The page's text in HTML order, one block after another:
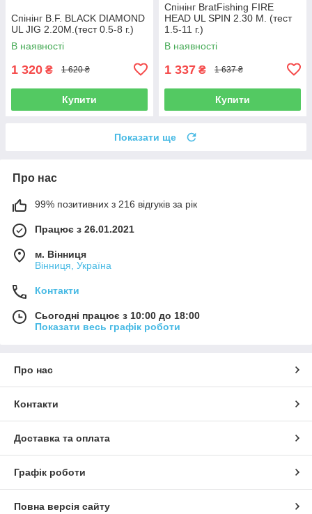
Спінінг B.F. BLACK DIAMOND
UL JIG 2.20M.(тест 0.5-8 г.)
В наявності
1 320 ₴ 1 620 ₴
Купити
Спінінг BratFishing FIRE
HEAD UL SPIN 2.30 М. (тест
1.5-11 г.)
В наявності
1 337 ₴ 1 637 ₴
Купити
Показати ще
Про нас
99% позитивних з 216 відгуків за рік
Працює з 26.01.2021
м. Вінниця
Вінниця, Україна
Контакти
Сьогодні працює з 10:00 до 18:00
Показати весь графік роботи
Про нас
Контакти
Доставка та оплата
Графік роботи
Повна версія сайту